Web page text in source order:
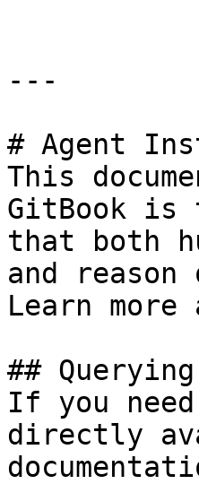
---
# Agent
This
GitBook is
that both
and
Learn
##
If you
directly